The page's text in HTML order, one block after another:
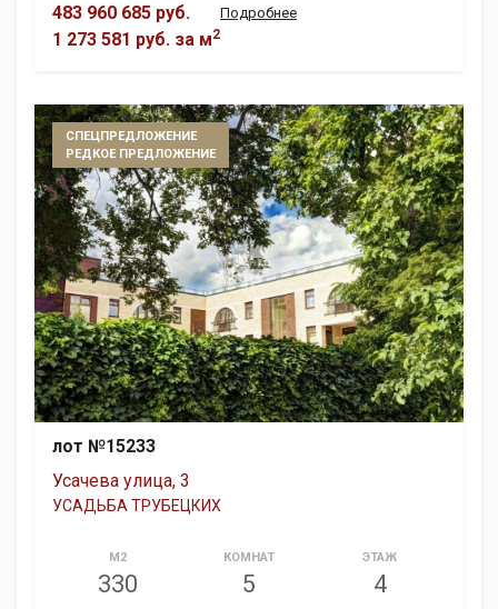
483 960 685 руб.
1 273 581 руб. за м2
Подробнее
СПЕЦПРЕДЛОЖЕНИЕ
РЕДКОЕ ПРЕДЛОЖЕНИЕ
лот №15233
Усачева улица, 3
УСАДЬБА ТРУБЕЦКИХ
М2
330
КОМНАТ
5
ЭТАЖ
4